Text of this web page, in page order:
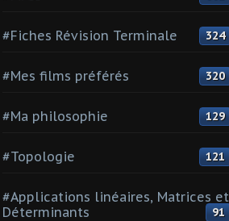
#Fiches Révision Terminale 324
#Mes films préférés 320
#Ma philosophie 129
#Topologie 121
#Applications linéaires, Matrices et
Déterminants
91